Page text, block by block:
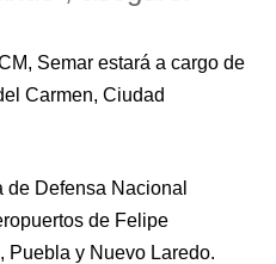
Semar estará a cargo de
Carmen, Ciudad
Defensa Nacional
de Felipe
Puebla y Nuevo Laredo.